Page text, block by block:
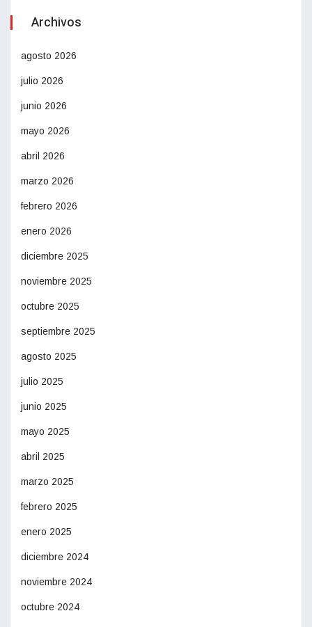
Archivos
agosto 2026
julio 2026
junio 2026
mayo 2026
abril 2026
marzo 2026
febrero 2026
enero 2026
diciembre 2025
noviembre 2025
octubre 2025
septiembre 2025
agosto 2025
julio 2025
junio 2025
mayo 2025
abril 2025
marzo 2025
febrero 2025
enero 2025
diciembre 2024
noviembre 2024
octubre 2024